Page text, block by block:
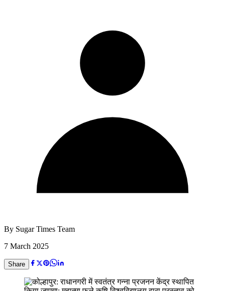
By Sugar Times Team
7 March 2025
Share